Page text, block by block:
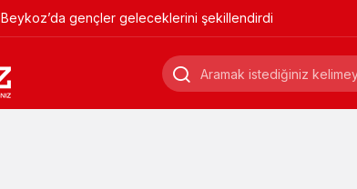
Beykoz’da gençler geleceklerini şekillendirdi